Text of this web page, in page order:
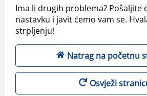
Ima li drugih problema? Pošaljite
nastavku i javit ćemo vam se.
strpljenju!
Natrag na početnu
Osvježi